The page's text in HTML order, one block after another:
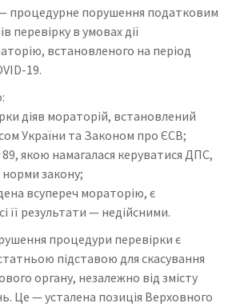
процедурне порушення податковим
перевірку в умовах дії
встановленого на період
19.
діяв мораторій, встановлений
України та Законом про ЄСВ;
якою намагалася керуватися ДПС,
закону;
всупереч мораторію, є
її результати — недійсними.
процедури перевірки є
підставою для скасування
органу, незалежно від змісту
Це — усталена позиція Верховного